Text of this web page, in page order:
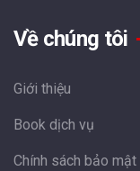
Về chúng tôi
Giới thiệu
Book dịch vụ
Chính sách bảo mật